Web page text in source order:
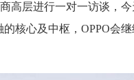
高层进行一对一访谈，
核心及中枢，OPPO会